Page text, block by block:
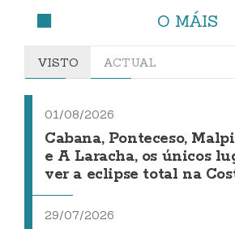
O MÁIS
VISTO ACTUAL
01/08/2026
Cabana, Ponteceso,
e A Laracha, os únicos
ver a eclipse total na
29/07/2026